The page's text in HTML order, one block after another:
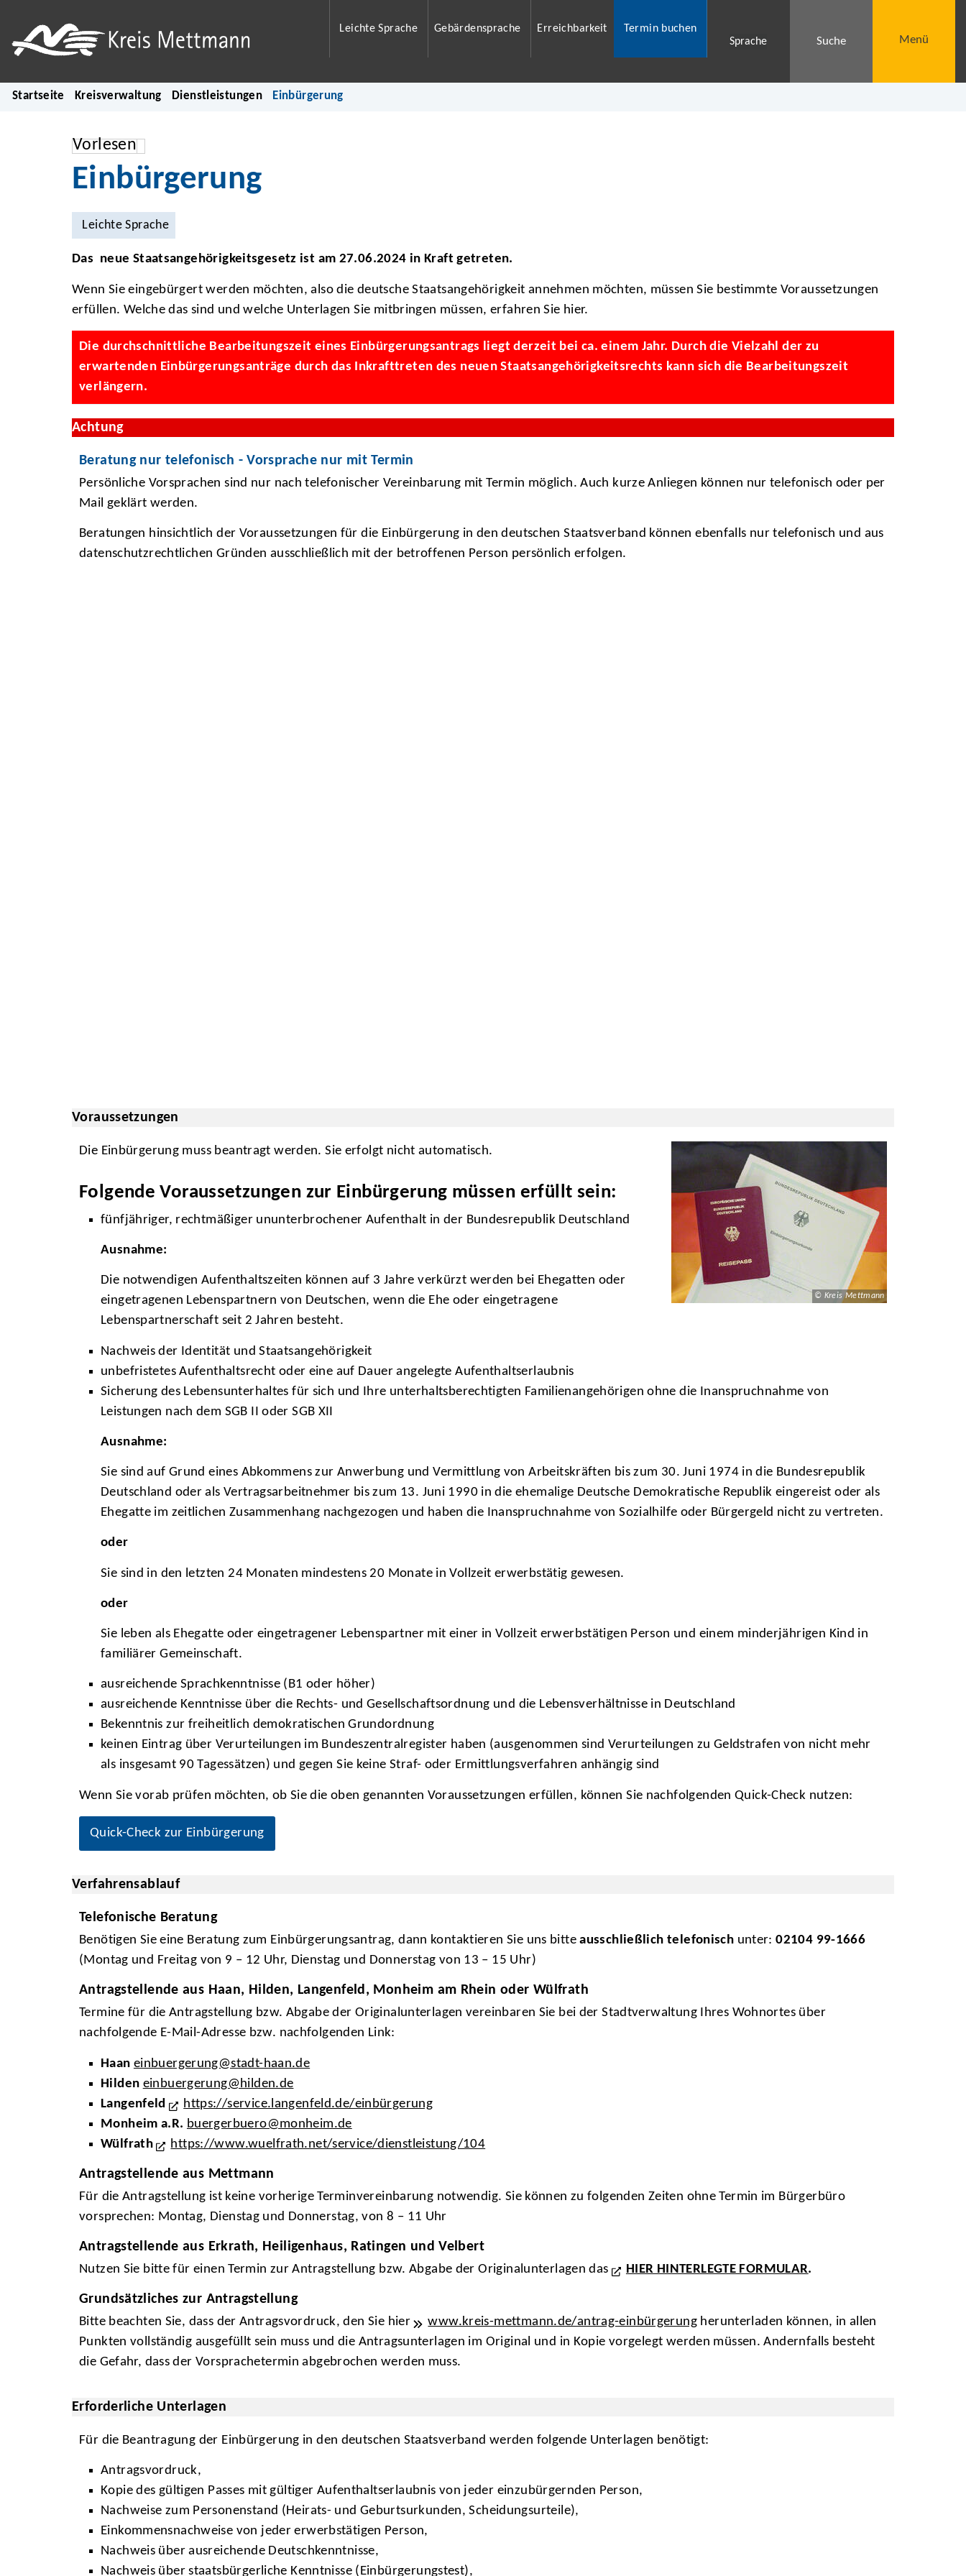
Leichte Sprache Gebärdensprache Erreichbarkeit
Termin buchen
Sprache
Suche Menü
Startseite Kreisverwaltung Dienstleistungen Einbürgerung
Vorlesen
Einbürgerung
Leichte Sprache
Das neue Staatsangehörigkeitsgesetz ist am 27.06.2024 in Kraft getreten.
Wenn Sie eingebürgert werden möchten, also die deutsche Staatsangehörigkeit annehmen möchten, müssen Sie bestimmte Voraussetzungen
erfüllen. Welche das sind und welche Unterlagen Sie mitbringen müssen, erfahren Sie hier.
Die durchschnittliche Bearbeitungszeit eines Einbürgerungsantrags liegt derzeit bei ca. einem Jahr. Durch die Vielzahl der zu
erwartenden Einbürgerungsanträge durch das Inkrafttreten des neuen Staatsangehörigkeitsrechts kann sich die Bearbeitungszeit
verlängern.
Achtung
Beratung nur telefonisch - Vorsprache nur mit Termin
Persönliche Vorsprachen sind nur nach telefonischer Vereinbarung mit Termin möglich. Auch kurze Anliegen können nur telefonisch oder per
Mail geklärt werden.
Beratungen hinsichtlich der Voraussetzungen für die Einbürgerung in den deutschen Staatsverband können ebenfalls nur telefonisch und aus
datenschutzrechtlichen Gründen ausschließlich mit der betroffenen Person persönlich erfolgen.
Voraussetzungen
© Kreis Mettmann
Die Einbürgerung muss beantragt werden. Sie erfolgt nicht automatisch.
Folgende Voraussetzungen zur Einbürgerung müssen erfüllt sein:
fünfjähriger, rechtmäßiger ununterbrochener Aufenthalt in der Bundesrepublik Deutschland
Ausnahme:
Die notwendigen Aufenthaltszeiten können auf 3 Jahre verkürzt werden bei Ehegatten oder
eingetragenen Lebenspartnern von Deutschen, wenn die Ehe oder eingetragene
Lebenspartnerschaft seit 2 Jahren besteht.
Nachweis der Identität und Staatsangehörigkeit
unbefristetes Aufenthaltsrecht oder eine auf Dauer angelegte Aufenthaltserlaubnis
Sicherung des Lebensunterhaltes für sich und Ihre unterhaltsberechtigten Familienangehörigen ohne die Inanspruchnahme von
Leistungen nach dem SGB II oder SGB XII
Ausnahme:
Sie sind auf Grund eines Abkommens zur Anwerbung und Vermittlung von Arbeitskräften bis zum 30. Juni 1974 in die Bundesrepublik
Deutschland oder als Vertragsarbeitnehmer bis zum 13. Juni 1990 in die ehemalige Deutsche Demokratische Republik eingereist oder als
Ehegatte im zeitlichen Zusammenhang nachgezogen und haben die Inanspruchnahme von Sozialhilfe oder Bürgergeld nicht zu vertreten.
oder
Sie sind in den letzten 24 Monaten mindestens 20 Monate in Vollzeit erwerbstätig gewesen.
oder
Sie leben als Ehegatte oder eingetragener Lebenspartner mit einer in Vollzeit erwerbstätigen Person und einem minderjährigen Kind in
familiärer Gemeinschaft.
ausreichende Sprachkenntnisse (B1 oder höher)
ausreichende Kenntnisse über die Rechts- und Gesellschaftsordnung und die Lebensverhältnisse in Deutschland
Bekenntnis zur freiheitlich demokratischen Grundordnung
keinen Eintrag über Verurteilungen im Bundeszentralregister haben (ausgenommen sind Verurteilungen zu Geldstrafen von nicht mehr
als insgesamt 90 Tagessätzen) und gegen Sie keine Straf- oder Ermittlungsverfahren anhängig sind
Wenn Sie vorab prüfen möchten, ob Sie die oben genannten Voraussetzungen erfüllen, können Sie nachfolgenden Quick-Check nutzen:
Quick-Check zur Einbürgerung
Verfahrensablauf
Telefonische Beratung
Benötigen Sie eine Beratung zum Einbürgerungsantrag, dann kontaktieren Sie uns bitteausschließlich telefonisch unter:02104 99-1666
(Montag und Freitag von 9 – 12 Uhr, Dienstag und Donnerstag von 13 – 15 Uhr)
Antragstellende aus Haan, Hilden, Langenfeld, Monheim am Rhein oder Wülfrath
Termine für die Antragstellung bzw. Abgabe der Originalunterlagen vereinbaren Sie bei der Stadtverwaltung Ihres Wohnortes über
nachfolgende E-Mail-Adresse bzw. nachfolgenden Link:
Haan einbuergerung@stadt-haan.de
Hilden einbuergerung@hilden.de
Langenfeld
https://service.langenfeld.de/einbürgerung
Monheim a.R. buergerbuero@monheim.de
Wülfrath
https://www.wuelfrath.net/service/dienstleistung/104
Antragstellende aus Mettmann
Für die Antragstellung ist keine vorherige Terminvereinbarung notwendig. Sie können zu folgenden Zeiten ohne Termin im Bürgerbüro
vorsprechen: Montag, Dienstag und Donnerstag, von 8 – 11 Uhr
Antragstellende aus Erkrath, Heiligenhaus, Ratingen und Velbert
Nutzen Sie bitte für einen Termin zur Antragstellung bzw. Abgabe der Originalunterlagen das HIER HINTERLEGTE FORMULAR.
Grundsätzliches zur Antragstellung
Bitte beachten Sie, dass der Antragsvordruck, den Sie hier www.kreis-mettmann.de/antrag-einbürgerung herunterladen können, in allen
Punkten vollständig ausgefüllt sein muss und die Antragsunterlagen im Original und in Kopie vorgelegt werden müssen. Andernfalls besteht
die Gefahr, dass der Vorsprachetermin abgebrochen werden muss.
Erforderliche Unterlagen
Für die Beantragung der Einbürgerung in den deutschen Staatsverband werden folgende Unterlagen benötigt:
Antragsvordruck,
Kopie des gültigen Passes mit gültiger Aufenthaltserlaubnis von jeder einzubürgernden Person,
Nachweise zum Personenstand (Heirats- und Geburtsurkunden, Scheidungsurteile),
Einkommensnachweise von jeder erwerbstätigen Person,
Nachweis über ausreichende Deutschkenntnisse,
Nachweis über staatsbürgerliche Kenntnisse (Einbürgerungstest),